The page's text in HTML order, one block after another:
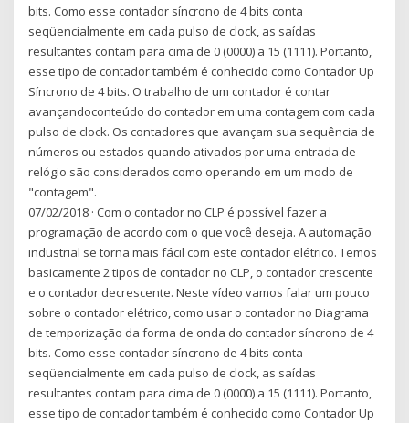
bits. Como esse contador síncrono de 4 bits conta
seqüencialmente em cada pulso de clock, as saídas
resultantes contam para cima de 0 (0000) a 15 (1111). Portanto,
esse tipo de contador também é conhecido como Contador Up
Síncrono de 4 bits. O trabalho de um contador é contar
avançandoconteúdo do contador em uma contagem com cada
pulso de clock. Os contadores que avançam sua sequência de
números ou estados quando ativados por uma entrada de
relógio são considerados como operando em um modo de
"contagem".
07/02/2018 · Com o contador no CLP é possível fazer a
programação de acordo com o que você deseja. A automação
industrial se torna mais fácil com este contador elétrico. Temos
basicamente 2 tipos de contador no CLP, o contador crescente
e o contador decrescente. Neste vídeo vamos falar um pouco
sobre o contador elétrico, como usar o contador no Diagrama
de temporização da forma de onda do contador síncrono de 4
bits. Como esse contador síncrono de 4 bits conta
seqüencialmente em cada pulso de clock, as saídas
resultantes contam para cima de 0 (0000) a 15 (1111). Portanto,
esse tipo de contador também é conhecido como Contador Up